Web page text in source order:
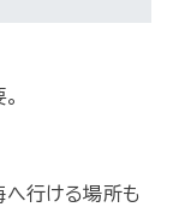
へ行ける場所も